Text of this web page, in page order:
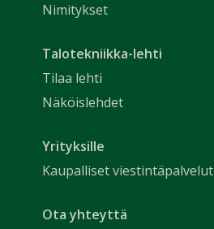
Nimitykset
Talotekniikka-lehti
Tilaa lehti
Näköislehdet
Yrityksille
Kaupalliset viestintäpalvelut
Ota yhteyttä